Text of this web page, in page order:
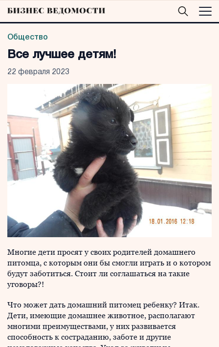
Общество
Все лучшее детям!
22 февраля 2023
Многие дети просят у своих родителей домашнего
питомца, с которым они бы смогли играть и о котором
будут заботиться. Стоит ли соглашаться на такие
уговоры?!
Что может дать домашний питомец ребенку? Итак.
Дети, имеющие домашнее животное, располагают
многими преимуществами, у них развивается
способность к состраданию, заботе и другие